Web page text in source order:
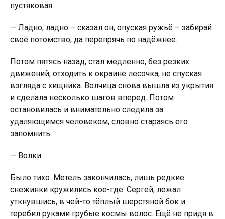
пустяковая.
— Ладно, ладно – сказал он, опуская рyжьё – забирай
своё потомство, да перепрячь по надёжнее.
Потом пятясь назад, стал медленно, без резких
движений, отходить к окраине лесочка, не спуская
взгляда с хищника. Волчица снова вышла из укрытия
и сделала несколько шагов вперед. Потом
остановилась и внимательно следила за
удаляющимся человеком, словно cтaраясь его
запомнить.
— Волки.
Было тихо. Метель закончилась, лишь редкие
снежинки крyжились кое-где. Сергей, лежал
уткнувшись, в чей-то тёплый шерстяной бок и
теребил руками грyбые космы волос. Ещё не придя в